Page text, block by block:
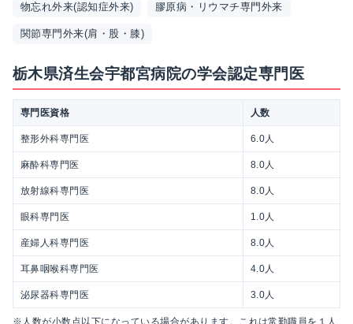
物忘れ外来(認知症外来) 膠原病・リウマチ専門外来
関節専門外来(肩・股・膝)
栃木県済生会宇都宮病院の学会認定専門医
専門医資格 人数
整形外科専門医 6.0人
麻酔科専門医 8.0人
放射線科専門医 8.0人
眼科専門医 1.0人
産婦人科専門医 8.0人
耳鼻咽喉科専門医 4.0人
泌尿器科専門医 3.0人
※人数が小数点以下になっている場合があります。これは常勤職員を１人